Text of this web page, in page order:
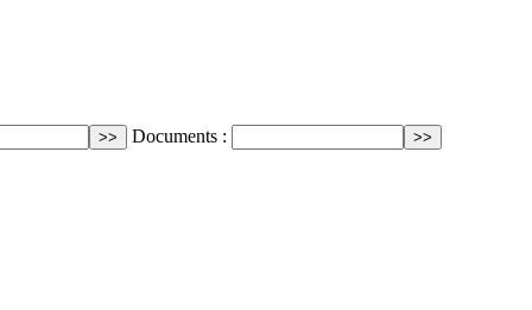
Documents :